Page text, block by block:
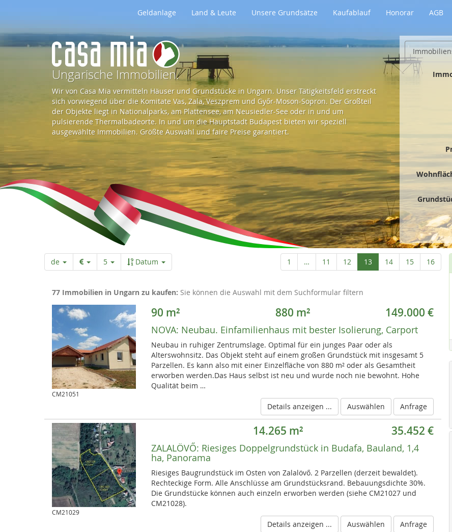
Geldanlage Land & Leute Unsere Grundsätze Kaufablauf Honorar AGB
Z
u
r
S
t
a
t
s
e
i
t
e
Ungarische Immobilien.
Wir von Casa Mia vermitteln Häuser und Grundstücke in Ungarn. Unser Tätigkeitsfeld erstreckt
sich vorwiegend über die Komitate Vas, Zala, Veszprem und Győr-Moson-Sopron. Der Großteil
der Objekte liegt in Nationalparks, am Plattensee, am Neusiedler-See oder in und um
pulsierende Thermalbadeorte. In und um die Hauptstadt Budapest bieten wir speziell
ausgewählte Immobilien. Größte Auswahl und faire Preise garantiert.
1 … 11 12 13 Aktuelle
Seite
14 15 16
de 5 Datum
77 Immobilien in Ungarn zu kaufen: Sie können die Auswahl mit dem Suchformular filtern
CM21051
90 m² 880 m² 149.000 €
NOVA: Neubau. Einfamilienhaus mit bester Isolierung, Carport
Neubau in ruhiger Zentrumslage. Optimal für ein junges Paar oder als
Alterswohnsitz. Das Objekt steht auf einem großen Grundstück mit insgesamt 5
Parzellen. Es kann also mit einer Einzelfläche von 880 m² oder als Gesamtheit
erworben werden.Das Haus selbst ist neu und wurde noch nie bewohnt. Hohe
Qualität beim …
Details anzeigen ... Auswählen Anfrage
CM21029
14.265 m² 35.452 €
ZALALÖVŐ: Riesiges Doppelgrundstück in Budafa, Bauland, 1,4
ha, Panorama
Riesiges Baugrundstück im Osten von Zalalövő. 2 Parzellen (derzeit bewaldet).
Rechteckige Form. Alle Anschlüsse am Grundstücksrand. Bebauungsdichte 30%.
Die Grundstücke können auch einzeln erworben werden (siehe CM21027 und
CM21028).
Details anzeigen ... Auswählen Anfrage